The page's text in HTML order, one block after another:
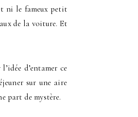
ni le fameux petit
de la voiture. Et
d’entamer ce
sur une aire
part de mystère.